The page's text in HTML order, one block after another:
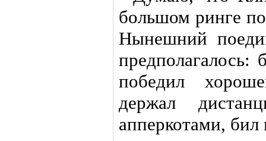
большом ринге
Нынешний
предполагалось:
победил
держал
апперкотами, бил